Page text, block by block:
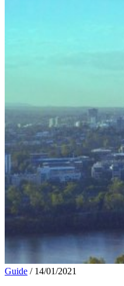
Guide / 14/01/2021